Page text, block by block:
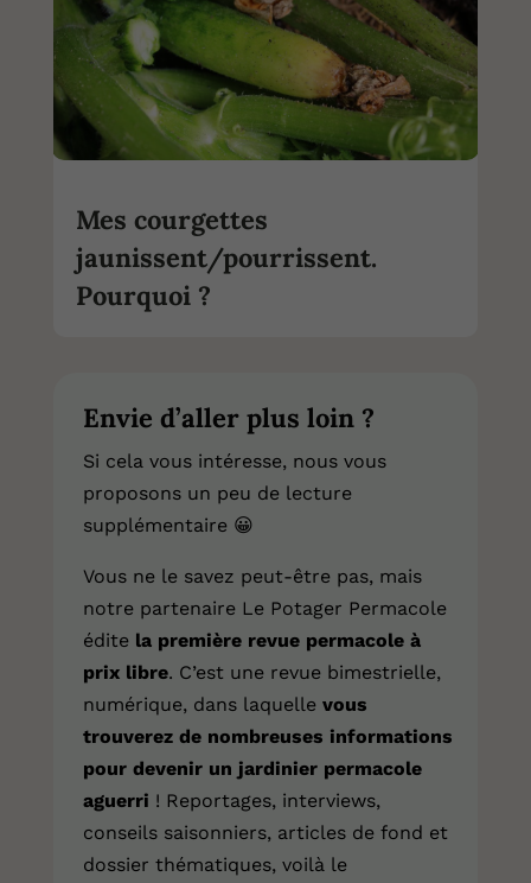
Mes courgettes
jaunissent/pourrissent.
Pourquoi ?
Envie d’aller plus loin ?
Si cela vous intéresse, nous vous
proposons un peu de lecture
supplémentaire 😀
Vous ne le savez peut-être pas, mais
notre partenaire Le Potager Permacole
éditela première revue permacole à
prix libre. C’est une revue bimestrielle,
numérique, dans laquelle vous
trouverez de nombreuses informations
pour devenir un jardinier permacole
aguerri ! Reportages, interviews,
conseils saisonniers, articles de fond et
dossier thématiques, voilà le